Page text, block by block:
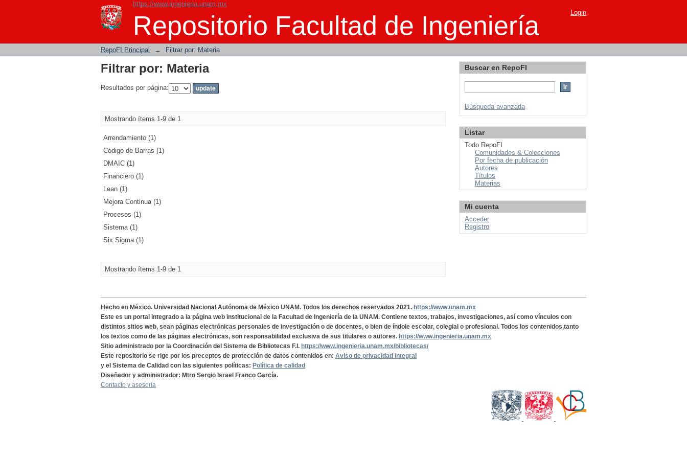
https://www.ingenieria.unam.mx
Repositorio Facultad de Ingeniería
Filtrar por: Materia Login
RepoFI Principal → Filtrar por: Materia
Filtrar por: Materia
Resultados por página:
Mostrando ítems 1-9 de 1
Arrendamiento (1)
Código de Barras (1)
DMAIC (1)
Financiero (1)
Lean (1)
Mejora Continua (1)
Procesos (1)
Sistema (1)
Six Sigma (1)
Mostrando ítems 1-9 de 1
Buscar en RepoFI
Búsqueda avanzada
Listar
Todo RepoFI
Comunidades & Colecciones
Por fecha de publicación
Autores
Títulos
Materias
Mi cuenta
Acceder
Registro
Hecho en México. Universidad Nacional Autónoma de México UNAM. Todos los derechos reservados 2021. https://www.unam.mx
Este es un portal integrado a la página web institucional de la Facultad de Ingeniería de la UNAM. Contiene textos, trabajos, investigaciones, así como vínculos con
distintos sitios web, sean páginas electrónicas personales de investigación o de docentes, o bien de índole escolar, colegial o profesional. Todos los contenidos,tanto
los textos como de las páginas electrónicas, son responsabilidad exclusiva de sus titulares o autores. https://www.ingenieria.unam.mx
Sitio administrado por la Coordinación del Sistema de Bibliotecas F.I. https://www.ingenieria.unam.mx/bibliotecas/
Este repositorio se rige por los preceptos de protección de datos contenidos en: Aviso de privacidad integral
y el Sistema de Calidad con las siguientes políticas: Política de calidad
Diseñador y administrador: Mtro Sergio Israel Franco García.
Contacto y asesoría